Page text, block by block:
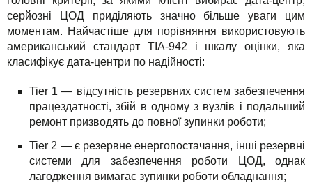
серйозні ЦОД приділяють значно більше уваги цим
моментам. Найчастіше для порівняння використовують
американський стандарт TIA-942 і шкалу оцінки, яка
класифікує дата-центри по надійності:
Tier 1 — відсутність резервних систем забезпечення
працездатності, збій в одному з вузлів і подальший
ремонт призводять до повної зупинки роботи;
Tier 2 — є резервне енергопостачання, інші резервні
системи для забезпечення роботи ЦОД, однак
лагодження вимагає зупинки роботи обладнання;